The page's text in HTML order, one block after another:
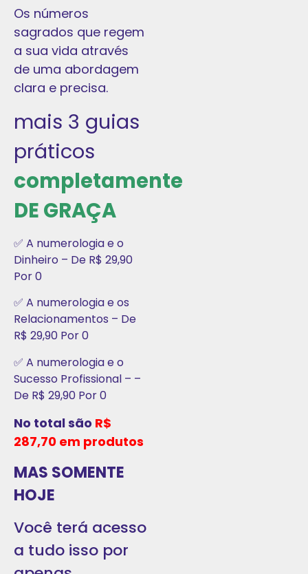
Os números
sagrados que regem
a sua vida através
de uma abordagem
clara e precisa.
mais 3 guias
práticos
completamente
DE GRAÇA
✅ A numerologia e o
Dinheiro – De R$ 29,90
Por 0
✅ A numerologia e os
Relacionamentos – De
R$ 29,90 Por 0
✅ A numerologia e o
Sucesso Profissional – –
De R$ 29,90 Por 0
No total são R$
287,70 em produtos
MAS SOMENTE
HOJE
Você terá acesso
a tudo isso por